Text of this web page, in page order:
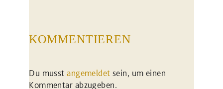
KOMMENTIEREN
Du musstangemeldet sein, um einen
Kommentar abzugeben.